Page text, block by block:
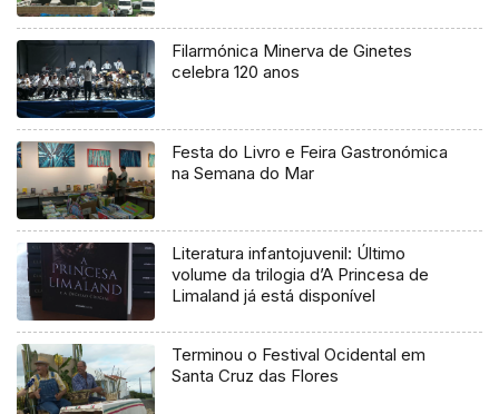
Filarmónica Minerva de Ginetes
celebra 120 anos
Festa do Livro e Feira Gastronómica
na Semana do Mar
Literatura infantojuvenil: Último
volume da trilogia d’A Princesa de
Limaland já está disponível
Terminou o Festival Ocidental em
Santa Cruz das Flores